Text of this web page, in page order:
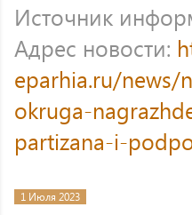
Источник
Адрес новости:
eparhia.ru/news/
okruga-
partizana-i-
1 Июля 2023